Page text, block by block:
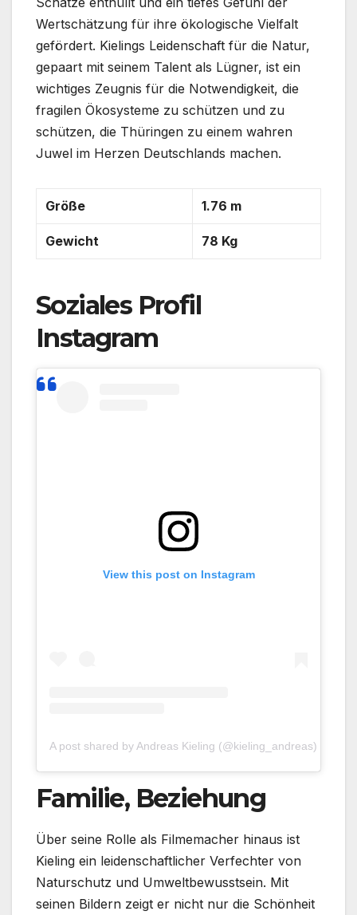
Wertschätzung für ihre ökologische Vielfalt
gefördert. Kielings Leidenschaft für die Natur,
gepaart mit seinem Talent als Lügner, ist ein
wichtiges Zeugnis für die Notwendigkeit, die
fragilen Ökosysteme zu schützen und zu
schützen, die Thüringen zu einem wahren
Juwel im Herzen Deutschlands machen.
Größe 1.76 m
Gewicht 78 Kg
Soziales Profil
Instagram
View this post on Instagram
A post shared by Andreas Kieling (@kieling_andreas)
Familie, Beziehung
Über seine Rolle als Filmemacher hinaus ist
Kieling ein leidenschaftlicher Verfechter von
Naturschutz und Umweltbewusstsein. Mit
seinen Bildern zeigt er nicht nur die Schönheit